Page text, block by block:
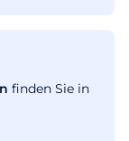
finden Sie in